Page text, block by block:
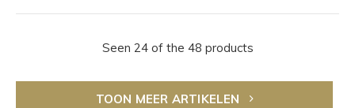
Seen 24 of the 48 products
TOON MEER ARTIKELEN